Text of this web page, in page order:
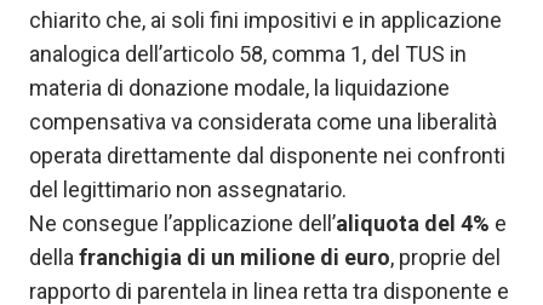
chiarito che, ai soli fini impositivi e in applicazione
analogica dell’articolo 58, comma 1, del TUS in
materia di donazione modale, la liquidazione
compensativa va considerata come una liberalità
operata direttamente dal disponente nei confronti
del legittimario non assegnatario.
Ne consegue l’applicazione dell’aliquota del 4% e
della franchigia di un milione di euro, proprie del
rapporto di parentela in linea retta tra disponente e